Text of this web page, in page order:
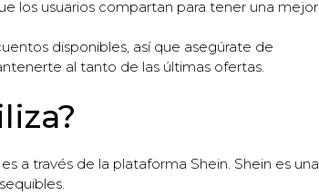
los usuarios compartan para tener una mejor
disponibles, así que asegúrate de
al tanto de las últimas ofertas.
a través de la plataforma Shein. Shein es una